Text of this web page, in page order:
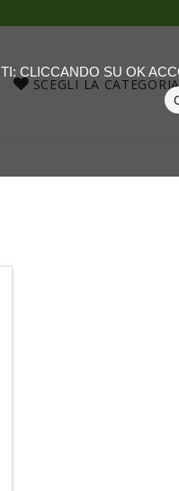
SCEGLI LA CATEGORIA
CLICCANDO SU OK